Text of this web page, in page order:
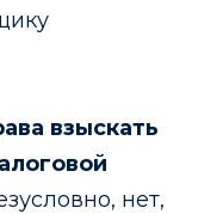
взыскать
нет,